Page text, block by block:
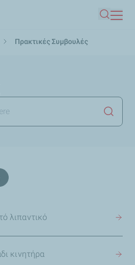
το
Πρακτικές Συμβουλές
λιπαντικό
κινητήρα